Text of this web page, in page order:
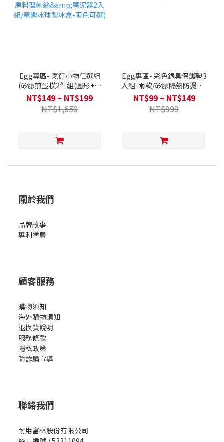
Egg專區- 烹飪小物任選組
(矽膠煎蛋模2件組(圓形+愛
心)-兩色可選/壓蒜器-香草
雪酪/廚房料理刨絲&磨泥器
2入組/童趣冰球製冰盒-兩色
NT$149 ~ NT$199
NT$1,650
Egg專區- 彩色鍋具保護墊3
入組-兩款/矽膠隔熱防燙夾-
五色
NT$99 ~ NT$149
NT$999
關於我們
品牌故事
專利塗層
顧客服務
購物須知
海外購物須知
退換貨說明
服務條款
隱私政策
防詐騙宣導
聯絡我們
耐用富林股份有限公司